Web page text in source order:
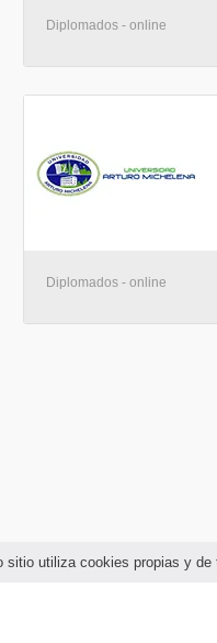
sitio utiliza cookies propias y
Diplomados - online
Diplomados - online